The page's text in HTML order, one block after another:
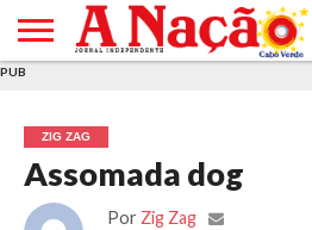
E DE
COOKIES
DE
UTILIZAÇÃO
PUB
ZIG ZAG
Assomada dog
Por Zig Zag